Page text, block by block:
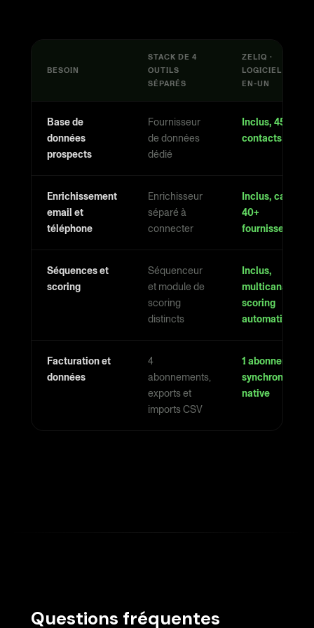
BESOIN
STACK DE 4
OUTILS
SÉPARÉS
ZELIQ ·
LOGICIEL TOUT-
EN-UN
Base de
données
prospects
Fournisseur
de données
dédié
Inclus, 450M+
contacts B2B
Enrichissement
email et
téléphone
Enrichisseur
séparé à
connecter
Inclus, cascade
40+
fournisseurs
Séquences et
scoring
Séquenceur
et module de
scoring
distincts
Inclus,
multicanal et
scoring
automatique
Facturation et
données
4
abonnements,
exports et
imports CSV
1 abonnement,
synchronisation
native
Questions fréquentes